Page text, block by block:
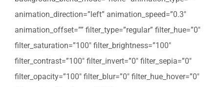
animation_direction=”left” animation_speed=”0.3″
animation_offset=”” filter_type=”regular” filter_hue=”0″
filter_saturation=”100″ filter_brightness=”100″
filter_contrast=”100″ filter_invert=”0″ filter_sepia=”0″
filter_opacity=”100″ filter_blur=”0″ filter_hue_hover=”0″